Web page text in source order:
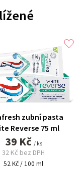
zubní pasta
Reverse 75 ml
39 Kč / ks
32 Kč bez DPH
Měrná
52 Kč / 100 ml